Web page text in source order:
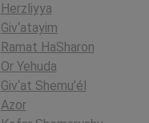
Herzliyya
Giv‘atayim
Ramat HaSharon
Or Yehuda
Giv‘at Shemu’él
Azor